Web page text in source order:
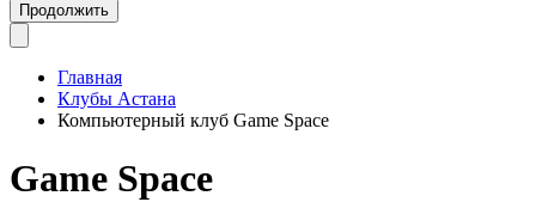
Продолжить
Главная
Клубы Астана
Компьютерный клуб Game Space
Game Space